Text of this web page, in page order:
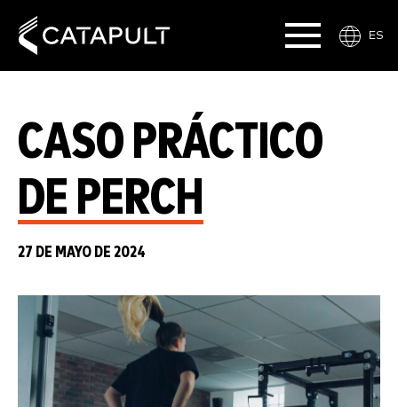
ES
CASO PRÁCTICO
DE PERCH
27 DE MAYO DE 2024